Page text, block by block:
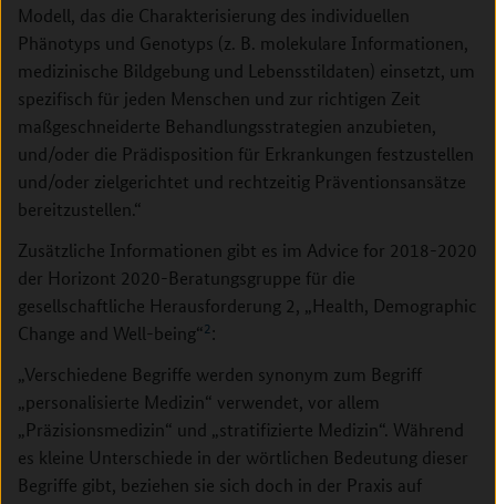
Modell, das die Charakterisierung des individuellen
Phänotyps und Genotyps (z. B. molekulare Informationen,
medizinische Bildgebung und Lebensstildaten) einsetzt, um
spezifisch für jeden Menschen und zur richtigen Zeit
maßgeschneiderte Behandlungsstrategien anzubieten,
und/oder die Prädisposition für Erkrankungen festzustellen
und/oder zielgerichtet und rechtzeitig Präventionsansätze
bereitzustellen.“
Zusätzliche Informationen gibt es im Advice for 2018-2020
der Horizont 2020-Beratungsgruppe für die
gesellschaftliche Herausforderung 2, „Health, Demographic
Change and Well-being“2 :
„Verschiedene Begriffe werden synonym zum Begriff
„personalisierte Medizin“ verwendet, vor allem
„Präzisionsmedizin“ und „stratifizierte Medizin“. Während
es kleine Unterschiede in der wörtlichen Bedeutung dieser
Begriffe gibt, beziehen sie sich doch in der Praxis auf